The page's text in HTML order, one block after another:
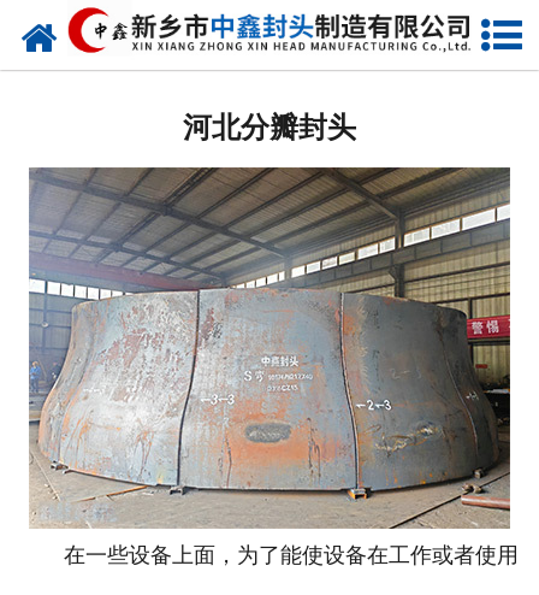
网站首页
河北封头厂家
河北球形封头
河北椎体封头
河北库存类
河北热压模具
河北7000分瓣封头
河北分瓣封头
在一些设备上面，为了能使设备在工作或者使用